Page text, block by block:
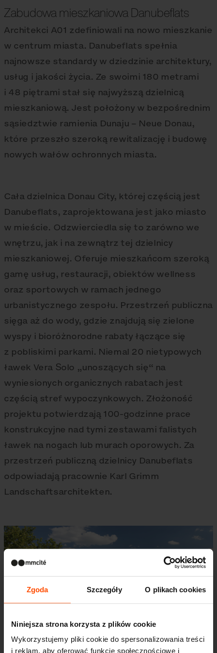
Zgoda Szczegóły O plikach cookies
Niniejsza strona korzysta z plików cookie
Wykorzystujemy pliki cookie do spersonalizowania treści
i reklam, aby oferować funkcje społecznościowe i
Zabudowa mieszkaniowa Danubeflats
Architekci A01 zdefiniowali na nowo mieszkanie
w centrum miasta. Danubeflats spełnia
najnowsze standardy w dziedzinie architektury,
usług i jakości życia. Ze swoimi 180 metrami
i 48 piętrami stał się najwyższą dzielnicą
mieszkaniową. Jest położony w bezpośrednim
sąsiedztwie ramienia Dunaju – Neue Donau,
które przeszło szeroką rewitalizację i budowę
nowych wałów ochronnych miasta.
Cała dzielnica Donau City, której częścią jest
Danubeflats, zaprojektowana jest jako miasto
w mieście. Odzwierciedla się to zarówno we
wnętrzu, jak i na zewnątrz tej dzielnicy
mieszkaniowej. Oferuje mieszkańcom szeroką
gamę usług, restauracji, obiektów wellness
oraz sportowych w ramach jednego
urbanistycznego zespołu. Przestrzeń publiczna
sięga aż do wody, gdzie znajdują się zielone
wyspy i bioróżnorodne rabaty łączące się
z pobliskimi parkami. Niemal 20 nietypowych
ławek Vera Solo „unoszących się“ na
wyniesionych organicznych rabatach jest
częścią stref wypoczynkowych. Złożoność
projektu potwierdzają 100-godzinne prace
konstrukcyjne nad tymi zestawami falistych
ławek na nogach lub murach oporowych. Za
przestrzeń publiczną dzielnicy Danubeflats
odpowiadają pracownie Karl Grimm
Landschaftsarchitekten.